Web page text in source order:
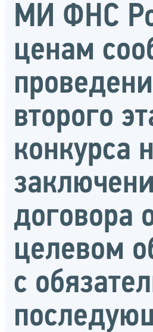
МИ ФНС
ценам
второго
конкурса
договора
целевом
с